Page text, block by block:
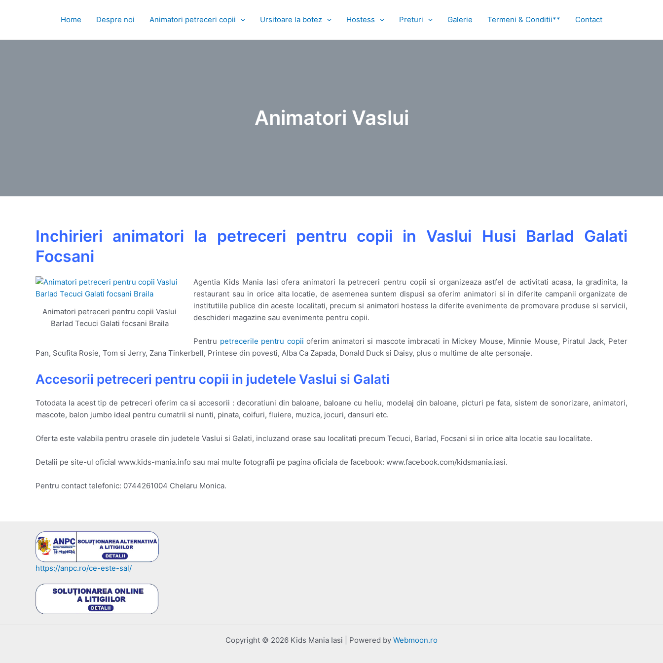
Home Despre noi Animatori petreceri copii Ursitoare la botez Hostess Preturi Galerie Termeni & Conditii** Contact
Animatori Vaslui
Inchirieri animatori la petreceri pentru copii in Vaslui Husi Barlad Galati
Focsani
Animatori petreceri pentru copii Vaslui
Barlad Tecuci Galati focsani Braila
Agentia Kids Mania Iasi ofera animatori la petreceri pentru copii si organizeaza astfel de activitati acasa, la gradinita, la
restaurant sau in orice alta locatie, de asemenea suntem dispusi sa oferim animatori si in diferite campanii organizate de
institutiile publice din aceste localitati, precum si animatori hostess la diferite evenimente de promovare produse si servicii,
deschideri magazine sau evenimente pentru copii.
Pentru petrecerile pentru copii oferim animatori si mascote imbracati in Mickey Mouse, Minnie Mouse, Piratul Jack, Peter
Pan, Scufita Rosie, Tom si Jerry, Zana Tinkerbell, Printese din povesti, Alba Ca Zapada, Donald Duck si Daisy, plus o multime de alte personaje.
Accesorii petreceri pentru copii in judetele Vaslui si Galati
Totodata la acest tip de petreceri oferim ca si accesorii : decoratiuni din baloane, baloane cu heliu, modelaj din baloane, picturi pe fata, sistem de sonorizare, animatori,
mascote, balon jumbo ideal pentru cumatrii si nunti, pinata, coifuri, fluiere, muzica, jocuri, dansuri etc.
Oferta este valabila pentru orasele din judetele Vaslui si Galati, incluzand orase sau localitati precum Tecuci, Barlad, Focsani si in orice alta locatie sau localitate.
Detalii pe site-ul oficial www.kids-mania.info sau mai multe fotografii pe pagina oficiala de facebook: www.facebook.com/kidsmania.iasi.
Pentru contact telefonic: 0744261004 Chelaru Monica.
https://anpc.ro/ce-este-sal/
Copyright © 2026 Kids Mania Iasi | Powered by Webmoon.ro